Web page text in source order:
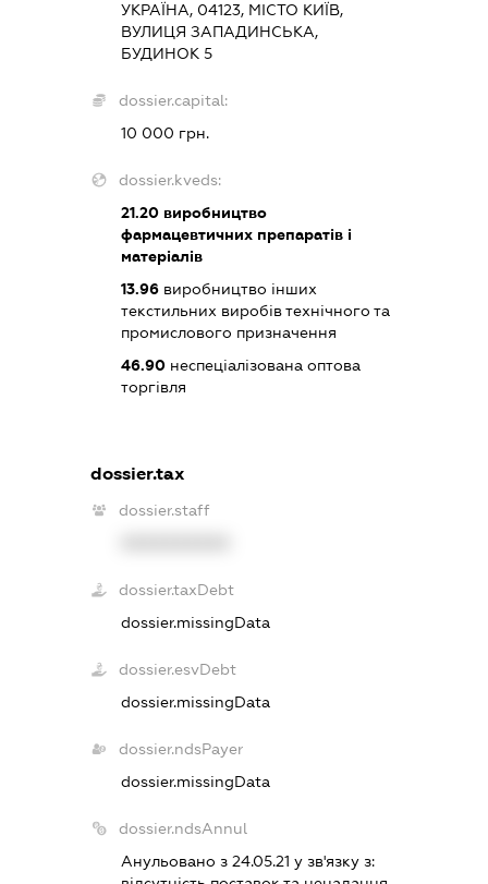
УКРАЇНА, 04123, МІСТО КИЇВ,
ВУЛИЦЯ ЗАПАДИНСЬКА,
БУДИНОК 5
dossier.capital:
10 000 грн.
dossier.kveds:
21.20 виробництво
фармацевтичних препаратів і
матеріалів
13.96 виробництво інших
текстильних виробів технічного та
промислового призначення
46.90 неспеціалізована оптова
торгівля
dossier.tax
dossier.staff
dossier.taxDebt
dossier.missingData
dossier.esvDebt
dossier.missingData
dossier.ndsPayer
dossier.missingData
dossier.ndsAnnul
Анульовано з 24.05.21 у зв'язку з: